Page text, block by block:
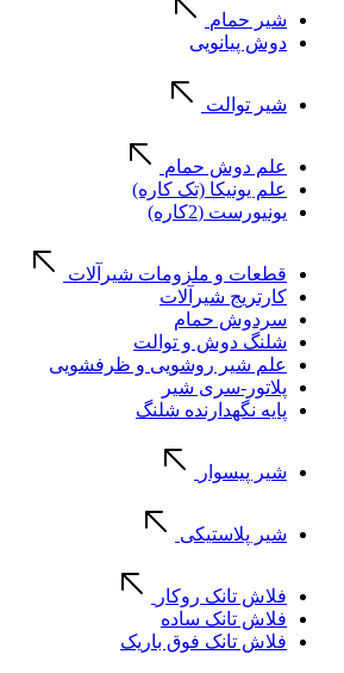
شیر حمام
دوش پیانویی
شیر توالت
علم دوش حمام
علم یونیکا (تک کاره)
یونیورست (2کاره)
قطعات و ملزومات شیرآلات
کارتریج شیرآلات
سردوش حمام
شلنگ دوش و توالت
علم شیر روشویی و ظرفشویی
پلاتور-سری شیر
پایه نگهدارنده شلنگ
شیر پیسوار
شیر پلاستیکی
فلاش تانک روکار
فلاش تانک ساده
فلاش تانک فوق باریک